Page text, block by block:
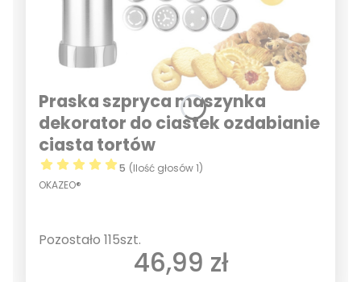
Praska szpryca maszynka
dekorator do ciastek ozdabianie
ciasta tortów
5 (Ilość głosów 1)
OKAZEO®
Pozostało 115szt.
Cena
46,99 zł